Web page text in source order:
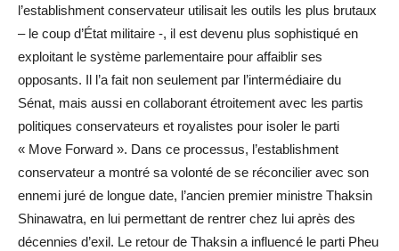
l’establishment conservateur utilisait les outils les plus brutaux
– le coup d’État militaire -, il est devenu plus sophistiqué en
exploitant le système parlementaire pour affaiblir ses
opposants. Il l’a fait non seulement par l’intermédiaire du
Sénat, mais aussi en collaborant étroitement avec les partis
politiques conservateurs et royalistes pour isoler le parti
« Move Forward ». Dans ce processus, l’establishment
conservateur a montré sa volonté de se réconcilier avec son
ennemi juré de longue date, l’ancien premier ministre Thaksin
Shinawatra, en lui permettant de rentrer chez lui après des
décennies d’exil. Le retour de Thaksin a influencé le parti Pheu